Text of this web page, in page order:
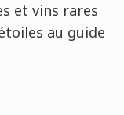
et vins rares
au guide